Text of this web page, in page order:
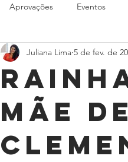
Aprovações Eventos
mãe
Juliana Lima 5 de fev. de